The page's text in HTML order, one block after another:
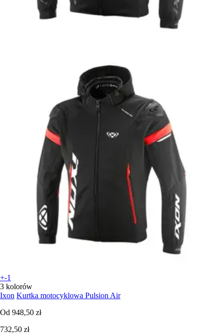
+-1
3 kolorów
Ixon Kurtka motocyklowa Pulsion Air
Od 948,50 zł
732,50 zł